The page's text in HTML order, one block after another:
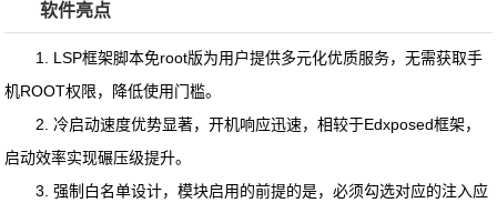
软件亮点
1. LSP框架脚本免root版为用户提供多元化优质服务，无需获取手
机ROOT权限，降低使用门槛。
2. 冷启动速度优势显著，开机响应迅速，相较于Edxposed框架，
启动效率实现碾压级提升。
3. 强制白名单设计，模块启用的前提的是，必须勾选对应的注入应